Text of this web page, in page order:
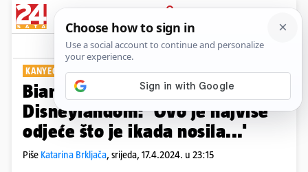
PRIJAVA
Show Komentari
KANYEOVA DRAGA
Bianca Censori bosa prošetala
Disneylandom: 'Ovo je najviše
odjeće što je ikada nosila...'
Piše Katarina Brkljača, srijeda, 17.4.2024. u 23:15